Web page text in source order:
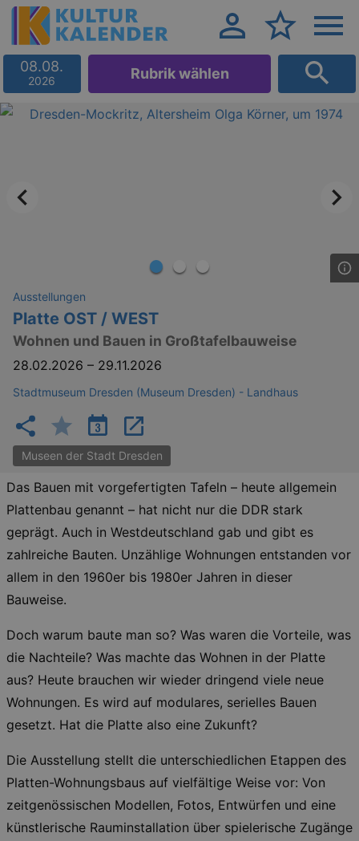
08.08.
2026 Rubrik wählen
Ausstellungen
Platte OST / WEST
Wohnen und Bauen in Großtafelbauweise
28.02.2026 – 29.11.2026
Stadtmuseum Dresden (Museum Dresden) - Landhaus
Museen der Stadt Dresden
Das Bauen mit vorgefertigten Tafeln – heute allgemein
Plattenbau genannt – hat nicht nur die DDR stark
geprägt. Auch in Westdeutschland gab und gibt es
zahlreiche Bauten. Unzählige Wohnungen entstanden vor
allem in den 1960er bis 1980er Jahren in dieser
Bauweise.
Doch warum baute man so? Was waren die Vorteile, was
die Nachteile? Was machte das Wohnen in der Platte
aus? Heute brauchen wir wieder dringend viele neue
Wohnungen. Es wird auf modulares, serielles Bauen
gesetzt. Hat die Platte also eine Zukunft?
Die Ausstellung stellt die unterschiedlichen Etappen des
Platten-Wohnungsbaus auf vielfältige Weise vor: Von
zeitgenössischen Modellen, Fotos, Entwürfen und eine
künstlerische Rauminstallation über spielerische Zugänge